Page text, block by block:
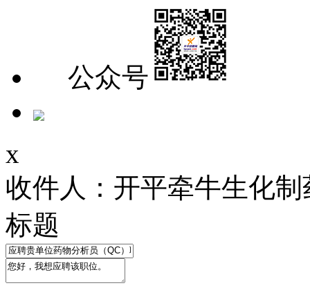
公众号
x
收件人：开平牵牛生化
标题